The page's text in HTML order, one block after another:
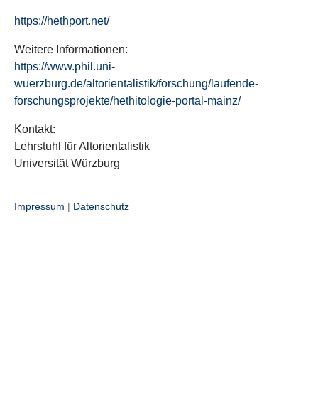
https://hethport.net/
Weitere Informationen:
https://www.phil.uni-
wuerzburg.de/altorientalistik/forschung/laufende-
forschungsprojekte/hethitologie-portal-mainz/
Kontakt:
Lehrstuhl für Altorientalistik
Universität Würzburg
Impressum | Datenschutz